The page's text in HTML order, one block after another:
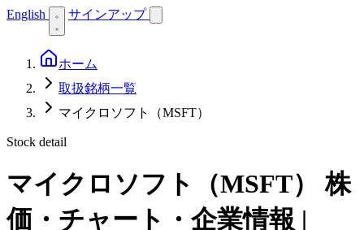
English サインアップ
ホーム
取扱銘柄一覧
マイクロソフト（MSFT）
Stock detail
マイクロソフト（MSFT）
株
価・チャート・企業情報 |